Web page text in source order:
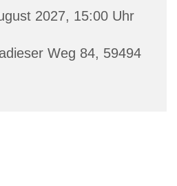
2027, 15:00 Uhr
Weg 84, 59494